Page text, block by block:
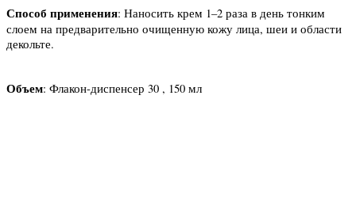
Способ применения: Наносить крем 1–2 раза в день тонким
слоем на предварительно очищенную кожу лица, шеи и области
декольте.
Объем: Флакон-диспенсер 30 , 150 мл